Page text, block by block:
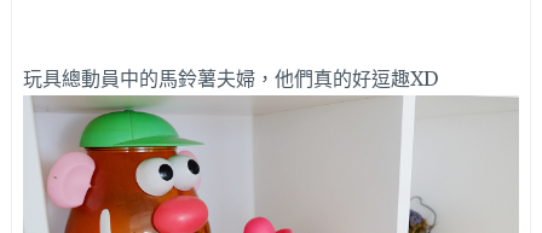
玩具總動員中的馬鈴薯夫婦，他們真的好逗趣XD